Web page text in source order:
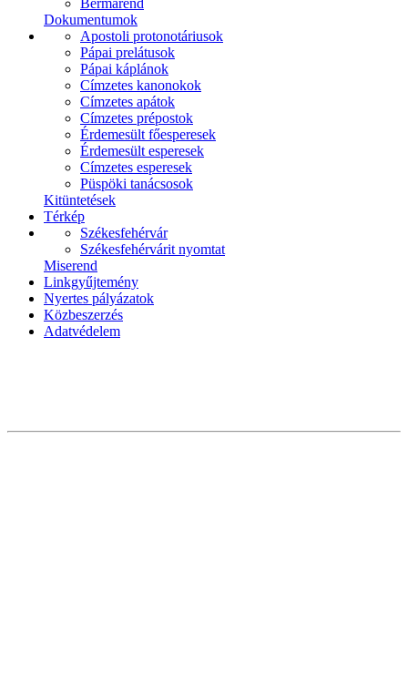
Bérmarend
Dokumentumok
Apostoli protonotáriusok
Pápai prelátusok
Pápai káplánok
Címzetes kanonokok
Címzetes apátok
Címzetes prépostok
Érdemesült főesperesek
Érdemesült esperesek
Címzetes esperesek
Püspöki tanácsosok
Kitüntetések
Térkép
Székesfehérvár
Székesfehérvárit nyomtat
Miserend
Linkgyűjtemény
Nyertes pályázatok
Közbeszerzés
Adatvédelem